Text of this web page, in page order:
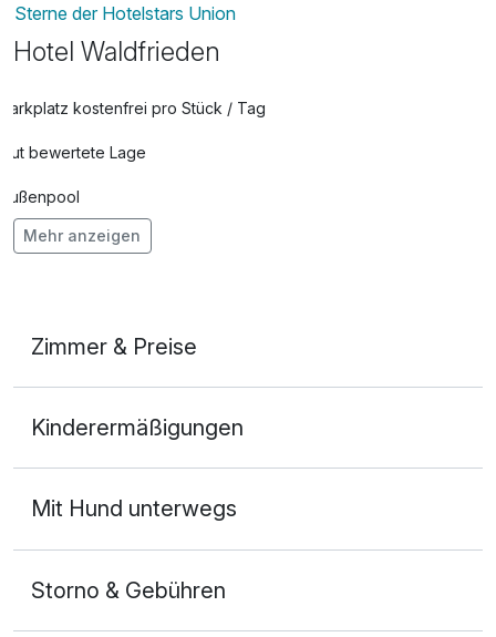
Sterne der Hotelstars Union
Hotel Waldfrieden
Parkplatz kostenfrei pro Stück / Tag
Gut bewertete Lage
Außenpool
Hunde im Hotel nicht erlaubt
Mit Hotelbar
Mehr anzeigen
Zimmer & Preise
2 Erwachsene
Kinderermäßigungen
Mit Hund unterwegs
Storno & Gebühren